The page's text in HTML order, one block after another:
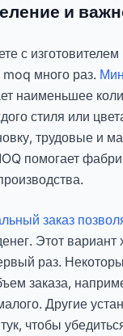
и
с
много раз.
наименьшее
стиля или
трудовые и
помогает
заказ
Этот
раз.
заказа,
Другие
чтобы